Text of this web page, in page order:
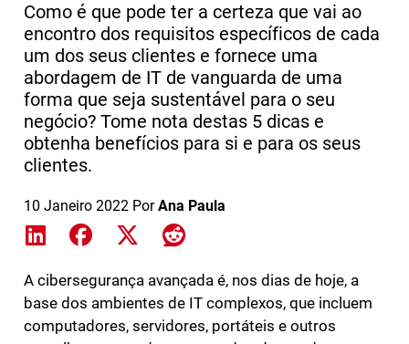
Como é que pode ter a certeza que vai ao
encontro dos requisitos específicos de cada
um dos seus clientes e fornece uma
abordagem de IT de vanguarda de uma
forma que seja sustentável para o seu
negócio? Tome nota destas 5 dicas e
obtenha benefícios para si e para os seus
clientes.
10 Janeiro 2022 PorAna Paula
Share on LinkedIn
Share on Facebook
Share on XShare on Reddit
A cibersegurança avançada é, nos dias de hoje, a
base dos ambientes de IT complexos, que incluem
computadores, servidores, portáteis e outros